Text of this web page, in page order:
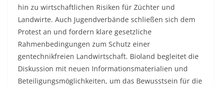
hin zu wirtschaftlichen Risiken für Züchter und
Landwirte. Auch Jugendverbände schließen sich dem
Protest an und fordern klare gesetzliche
Rahmenbedingungen zum Schutz einer
gentechnikfreien Landwirtschaft. Bioland begleitet die
Diskussion mit neuen Informationsmaterialien und
Beteiligungsmöglichkeiten, um das Bewusstsein für die